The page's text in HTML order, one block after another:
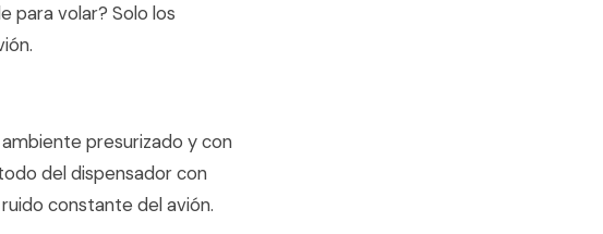
para volar? Solo los
presurizado y con
del dispensador con
constante del avión.